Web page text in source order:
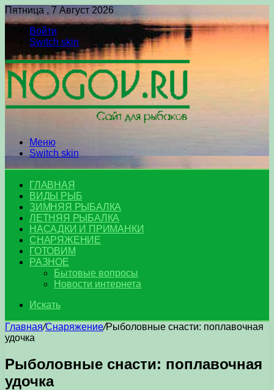
Пятница , 7 Август 2026
Войти
Switch skin
Меню
Switch skin
ГЛАВНАЯ
ВИДЫ РЫБ
ЗИМНЯЯ РЫБАЛКА
ЛЕТНЯЯ РЫБАЛКА
НАСАДКИ И ПРИМАНКИ
СНАРЯЖЕНИЕ
ГОТОВИМ
РАЗНОЕ
Бытовые вопросы
Новости интернета
Искать
Главная/Снаряжение/Рыболовные снасти: поплавочная
удочка
Рыболовные снасти: поплавочная
удочка